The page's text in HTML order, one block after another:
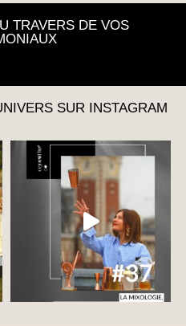
TRAVERS DE VOS
SUR INSTAGRAM